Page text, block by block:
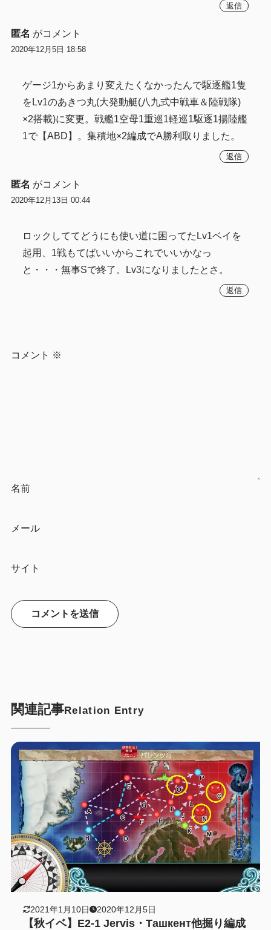
返信
匿名 がコメント
2020年12月5日 18:58
ゲージ1からあまり変えたくなかったんで駆逐艦1隻
をLv1のあきつ丸(大発動艇(八九式中戦車＆陸戦隊)
×2搭載)に変更。戦艦1空母1重巡1軽巡1駆逐1揚陸艦
1で【ABD】。集積地×2編成でA勝利取りました。
返信
匿名 がコメント
2020年12月13日 00:44
ロックしててどうにも使い道に困ってたLv1ベイを
起用、1戦もてばいいからこれでいいかなっ
と・・・無事Sで終了。Lv3になりましたとさ。
返信
コメント ※
名前
メール
サイト
関連記事Relation Entry
2021年1月10日 2020年12月5日
【秋イベ】E2-1 Jervis・Ташкент他掘り編成